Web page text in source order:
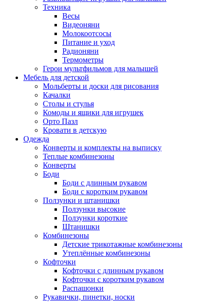
Техника
Весы
Видеоняни
Молокоотсосы
Питание и уход
Радионяни
Термометры
Герои мультфильмов для малышей
Мебель для детской
Мольберты и доски для рисования
Качалки
Столы и стулья
Комоды и ящики для игрушек
Орто Пазл
Кровати в детскую
Одежда
Конверты и комплекты на выписку
Теплые комбинезоны
Конверты
Боди
Боди с длинным рукавом
Боди с коротким рукавом
Ползунки и штанишки
Ползунки высокие
Ползунки короткие
Штанишки
Комбинезоны
Детские трикотажные комбинезоны
Утеплённые комбинезоны
Кофточки
Кофточки с длинным рукавом
Кофточки с коротким рукавом
Распашонки
Рукавички, пинетки, носки